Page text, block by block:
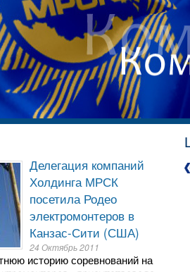
Делегация компаний
Холдинга МРСК
посетила Родео
электромонтеров в
Канзас-Сити (США)
24 Октябрь 2011
историю соревнований на